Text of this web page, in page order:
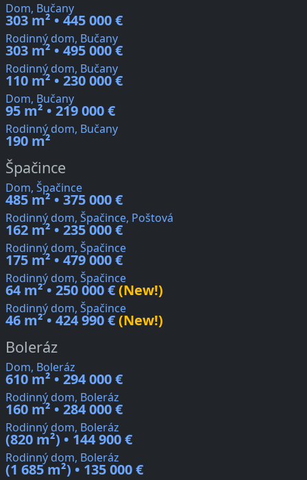
Dom, Bučany
303 m² • 445 000 €
Rodinný dom, Bučany
303 m² • 495 000 €
Rodinný dom, Bučany
110 m² • 230 000 €
Dom, Bučany
95 m² • 219 000 €
Rodinný dom, Bučany
190 m²
Špačince
Dom, Špačince
485 m² • 375 000 €
Rodinný dom, Špačince, Poštová
162 m² • 235 000 €
Rodinný dom, Špačince
175 m² • 479 000 €
Rodinný dom, Špačince
64 m² • 250 000 €(New!)
Rodinný dom, Špačince
46 m² • 424 990 €(New!)
Boleráz
Dom, Boleráz
610 m² • 294 000 €
Rodinný dom, Boleráz
160 m² • 284 000 €
Rodinný dom, Boleráz
(820 m²) • 144 900 €
Rodinný dom, Boleráz
(1 685 m²) • 135 000 €